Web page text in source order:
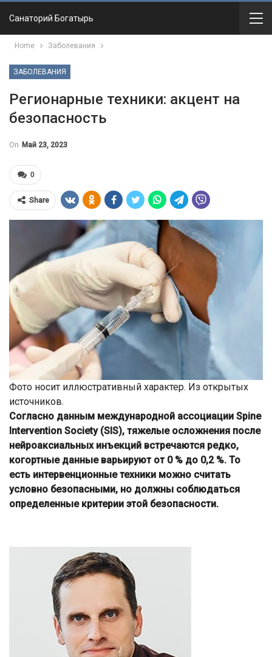
Санаторий Богатырь
Home Заболевания
ЗАБОЛЕВАНИЯ
Регионарные техники: акцент на
безопасность
On Май 23, 2023
0
Share
Фото носит иллюстративный характер. Из открытых
источников.
Согласно данным международной ассоциации Spine
Intervention Society (SIS), тяжелые осложнения после
нейроаксиальных инъекций встречаются редко,
когортные данные варьируют от 0 % до 0,2 %. То
есть интервенционные техники можно считать
условно безопасными, но должны соблюдаться
определенные критерии этой безопасности.